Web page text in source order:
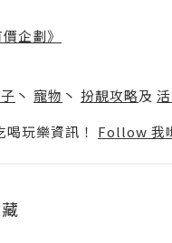
企劃》
丶 寵物 丶 扮靚攻略及
玩樂資訊！ Follow 我